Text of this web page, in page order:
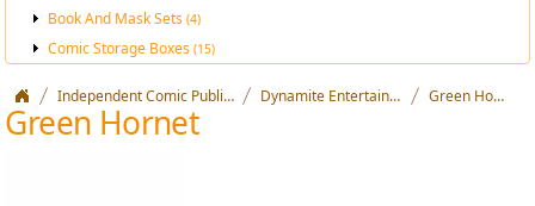
Book And Mask Sets(4)
Comic Storage Boxes(15)
Independent Comic Publishers Dynamite Entertainment Green Hornet
Green Hornet